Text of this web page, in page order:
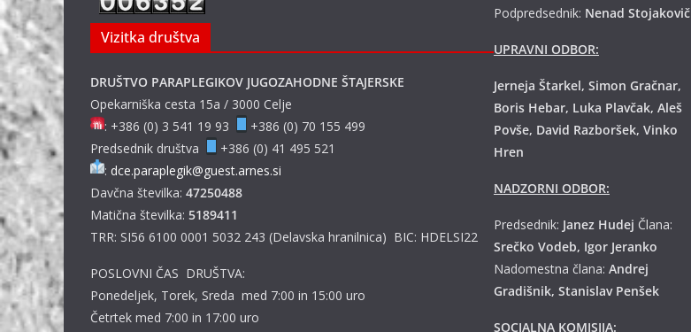
Vizitka društva
DRUŠTVO PARAPLEGIKOV JUGOZAHODNE ŠTAJERSKE
Opekarniška cesta 15a / 3000 Celje
: +386 (0) 3 541 19 93
+386 (0) 70 155 499
Predsednik društva
+386 (0) 41 495 521
: dce.paraplegik@guest.arnes.si
Davčna številka: 47250488
Matična številka: 5189411
TRR: SI56 6100 0001 5032 243 (Delavska hranilnica) BIC: HDELSI22
POSLOVNI ČAS DRUŠTVA:
Ponedeljek, Torek, Sreda med 7:00 in 15:00 uro
Četrtek med 7:00 in 17:00 uro
Podpredsednik: Nenad Stojakovič
UPRAVNI ODBOR:
Jerneja Štarkel, Simon Gračnar,
Boris Hebar, Luka Plavčak, Aleš
Povše, David Razboršek, Vinko
Hren
NADZORNI ODBOR:
Predsednik: Janez Hudej Člana:
Srečko Vodeb, Igor Jeranko
Nadomestna člana: Andrej
Gradišnik, Stanislav Penšek
SOCIALNA KOMISIJA: